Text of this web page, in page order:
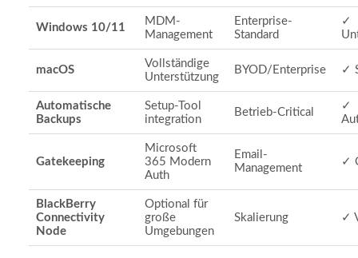
Windows 10/11
MDM-
Management
Enterprise-
Standard
✓
macOS
Vollständige
Unterstützung
BYOD/Enterprise ✓
Automatische
Backups
Setup-Tool
integration
Betrieb-Critical
✓
Gatekeeping
Microsoft
365 Modern
Auth
Email-
Management
✓
BlackBerry
Connectivity
Node
Optional für
große
Umgebungen
Skalierung ✓